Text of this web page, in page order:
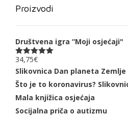
Proizvodi
Društvena igra “Moji osjećaji"
Ocjenjeno
5.00
od 5
34,75€
Slikovnica Dan planeta Zemlje
Što je to koronavirus?
Mala knjižica osjećaja
Socijalna priča o autizmu